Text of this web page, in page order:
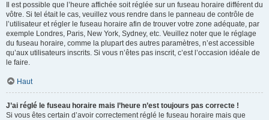
Il est possible que l’heure affichée soit réglée sur un fuseau horaire différent du
vôtre. Si tel était le cas, veuillez vous rendre dans le panneau de contrôle de
l’utilisateur et régler le fuseau horaire afin de trouver votre zone adéquate, par
exemple Londres, Paris, New York, Sydney, etc. Veuillez noter que le réglage
du fuseau horaire, comme la plupart des autres paramètres, n’est accessible
qu’aux utilisateurs inscrits. Si vous n’êtes pas inscrit, c’est l’occasion idéale de
le faire.
Haut
J’ai réglé le fuseau horaire mais l’heure n’est toujours pas correcte !
Si vous êtes certain d’avoir correctement réglé le fuseau horaire mais que